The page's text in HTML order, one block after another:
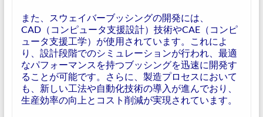
また、スウェイバーブッシングの開発には、
CAD（コンピュータ支援設計）技術やCAE（コンピ
ュータ支援工学）が使用されています。これによ
り、設計段階でのシミュレーションが行われ、最適
なパフォーマンスを持つブッシングを迅速に開発す
ることが可能です。さらに、製造プロセスにおいて
も、新しい工法や自動化技術の導入が進んでおり、
生産効率の向上とコスト削減が実現されています。